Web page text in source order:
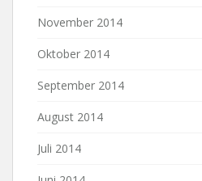
November 2014
Oktober 2014
September 2014
August 2014
Juli 2014